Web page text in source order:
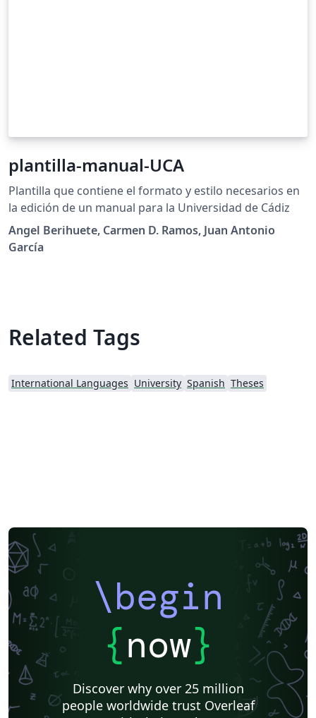
plantilla-manual-UCA
Plantilla que contiene el formato y estilo necesarios en
la edición de un manual para la Universidad de Cádiz
Angel Berihuete, Carmen D. Ramos, Juan Antonio
García
Related Tags
International Languages University Spanish Theses
\begin
{now}
Discover why over 25 million
people worldwide trust Overleaf